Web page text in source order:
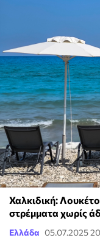
Χαλκιδική:
στρέμματα χωρίς
Ελλάδα 05.07.2025